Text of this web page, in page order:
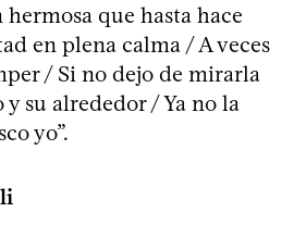
que hasta hace
en plena calma / A veces
/ Si no dejo de mirarla
su alrededor / Ya no la
yo”.